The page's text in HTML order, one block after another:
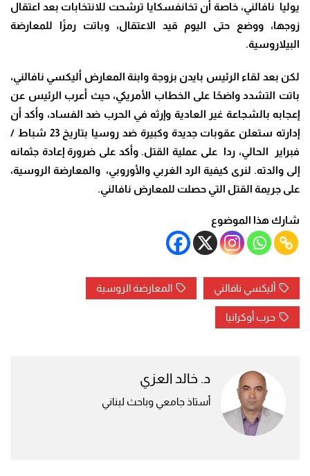
يوليا نافالني، خاصة أن تخانفسكايا ترشحت للانتخابات بعد اعتقال
زوجها، ووضع حتى اليوم قيد الاعتقال، وباتت رمزًا للمعارضة
البيلاروسية.
لكن بعد لقاء الرئيس بايدن بزوجة وابنة المعارض أليكسي نافالني،
باتت التشدد واضحًا على الخطاب الأمريكي، حيث أعرب الرئيس عن
إعجابه بالشجاعة غير العادية وإرثه في الحرب ضد الفساد، وأكد أن
إدارته ستعلن عقوبات جديدة وكبيرة ضد روسيا بتاريخ 23 شباط /
فبراير الحالي، ردا على عملية القتل. وأكد على ضرورة إعادة جثمانه
إلى والدته. لنرى كيفية الرد الغربي والأوروبي، والمعارضة الروسية،
على جريمة القتل التي حصلت للمعارض نافالني.
شارك هذا الموضوع
أليكسي نافالني المعارضة الروسية
حرب أوكرانيا
د. خالد العزي
أستاذ جامعي وباحث لبناني